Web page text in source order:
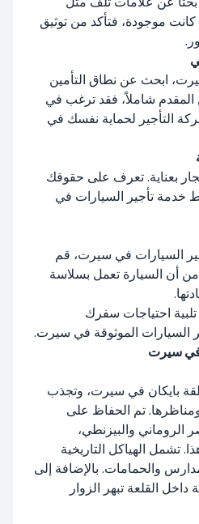
كانت موجودة، فتأكد من توثيق
ابحث عن نطاق التأمين
المقدم شاملاً، فقد ترغب في
التأجير لحماية نفسك في
بعناية. تعرف على حقوقك
خدمة تأجير السيارات في
السيارات في سيرت، قم
من أن السيارة تعمل بسلاسة
تلبية احتياجات سفرك
السيارات الموثوقة في سيرت.
في سيرت
بايكان في سيرت، وتجذب
تم الحفاظ على
الروماني والبيزنطي،
تشمل الهياكل التاريخية
والحمامات. بالإضافة إلى
القلعة تبهر الزوار